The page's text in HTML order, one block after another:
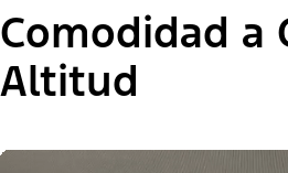
Comodidad a
Altitud